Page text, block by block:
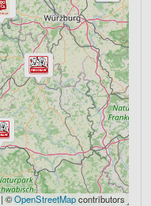
|©OpenStreetMapcontributors